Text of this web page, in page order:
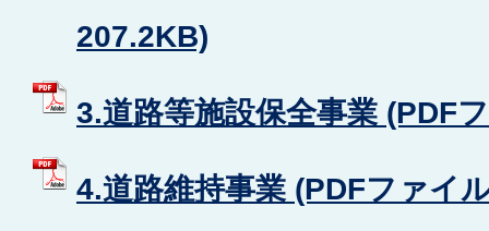
207.2KB)
3.道路等施設保全事業 (PDF
4.道路維持事業 (PDFファイ